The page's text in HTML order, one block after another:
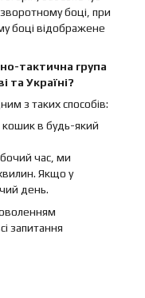
боці, при
боці відображене
тактична група
та Україні?
з таких способів:
в будь-який
час, ми
Якщо у
день.
запитання